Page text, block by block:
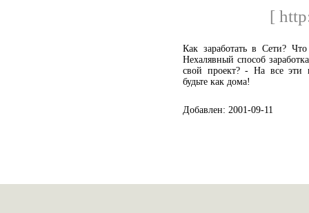
[
Как заработать в Сети?
Нехалявный способ
свой проект? - На все эти
будьте как дома!
Добавлен: 2001-09-11